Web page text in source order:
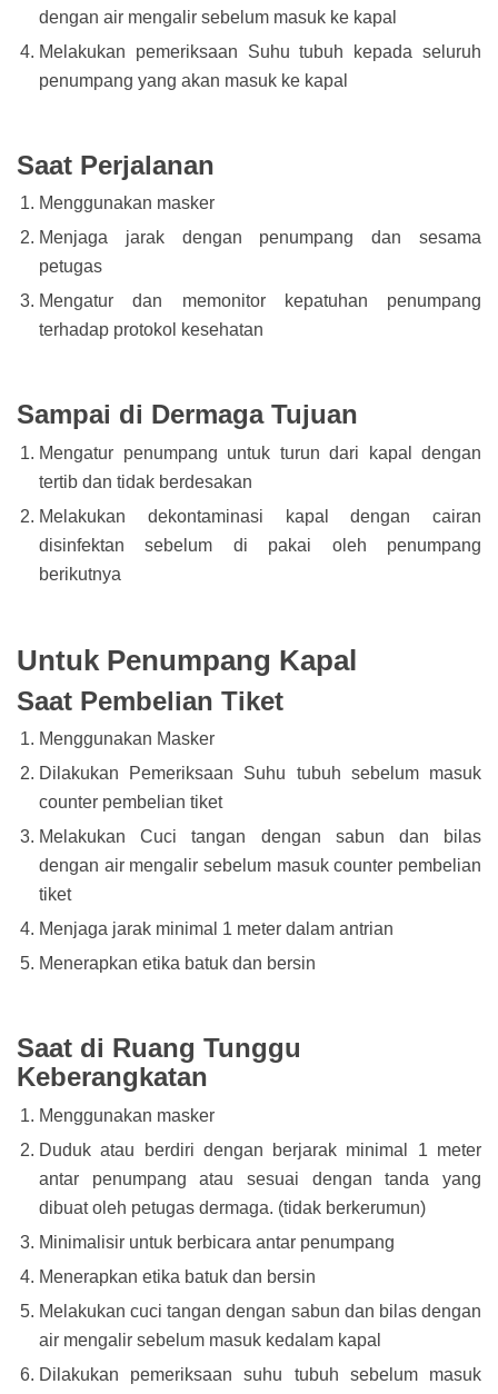
dengan air mengalir sebelum masuk ke kapal
Melakukan pemeriksaan Suhu tubuh kepada seluruh
penumpang yang akan masuk ke kapal
Saat Perjalanan
Menggunakan masker
Menjaga jarak dengan penumpang dan sesama
petugas
Mengatur dan memonitor kepatuhan penumpang
terhadap protokol kesehatan
Sampai di Dermaga Tujuan
Mengatur penumpang untuk turun dari kapal dengan
tertib dan tidak berdesakan
Melakukan dekontaminasi kapal dengan cairan
disinfektan sebelum di pakai oleh penumpang
berikutnya
Untuk Penumpang Kapal
Saat Pembelian Tiket
Menggunakan Masker
Dilakukan Pemeriksaan Suhu tubuh sebelum masuk
counter pembelian tiket
Melakukan Cuci tangan dengan sabun dan bilas
dengan air mengalir sebelum masuk counter pembelian
tiket
Menjaga jarak minimal 1 meter dalam antrian
Menerapkan etika batuk dan bersin
Saat di Ruang Tunggu
Keberangkatan
Menggunakan masker
Duduk atau berdiri dengan berjarak minimal 1 meter
antar penumpang atau sesuai dengan tanda yang
dibuat oleh petugas dermaga. (tidak berkerumun)
Minimalisir untuk berbicara antar penumpang
Menerapkan etika batuk dan bersin
Melakukan cuci tangan dengan sabun dan bilas dengan
air mengalir sebelum masuk kedalam kapal
Dilakukan pemeriksaan suhu tubuh sebelum masuk